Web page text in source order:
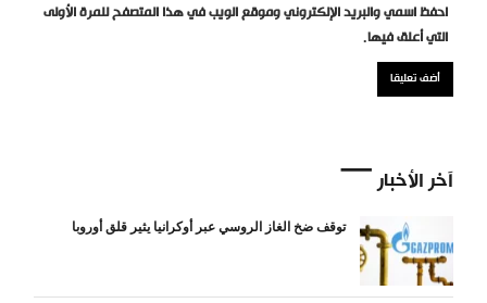
احفظ اسمي والبريد الإلكتروني وموقع الويب في هذا المتصفح للمرة الأولى
التي أعلق فيها.
آخر الأخبار
توقف ضخ الغاز الروسي عبر أوكرانيا يثير قلق أوروبا